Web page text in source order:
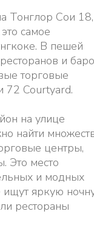
Тонглор Сои 18,
самое
В пешей
и
торговые
72 Courtyard.
на улице
найти
центры,
Это место
и модных
ищут яркую
рестораны